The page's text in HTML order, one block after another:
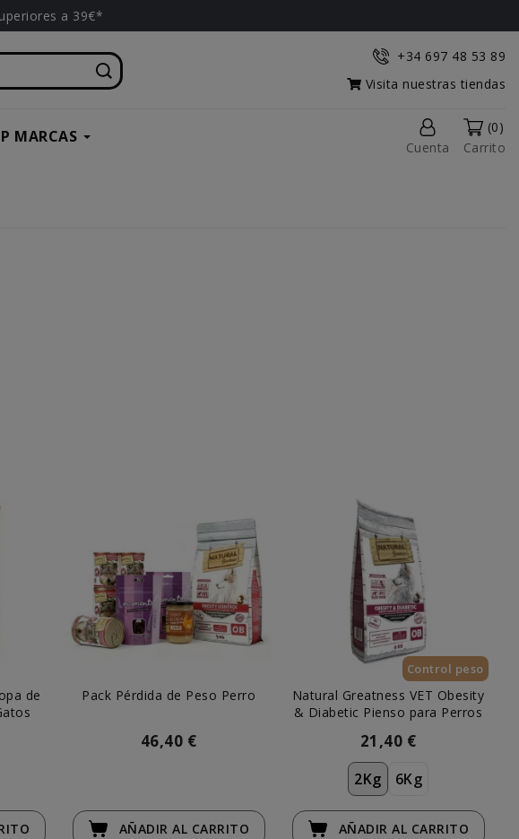
a 39€*
+34 697 48 53 89
Visita nuestras tiendas
MARCAS
Cuenta
(0)
Carrito
de
Pack Pérdida de Peso Perro
46,40 €
AÑADIRAL CARRITO
Control peso
Natural Greatness VET Obesity
& Diabetic Pienso para Perros
21,40 €
2Kg 6Kg
AÑADIRAL CARRITO